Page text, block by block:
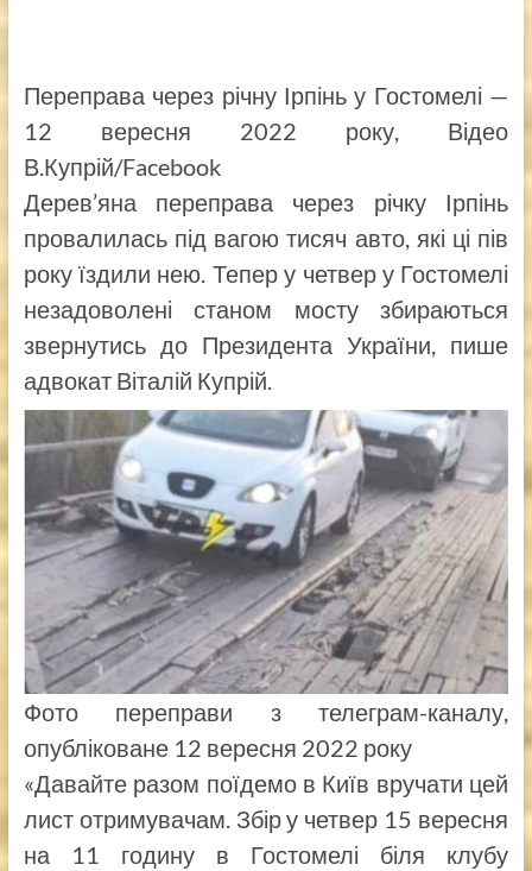
Переправа через річну Ірпінь у Гостомелі —
12 вересня 2022 року, Відео
В.Купрій/Facebook
Дерев’яна переправа через річку Ірпінь
провалилась під вагою тисяч авто, які ці пів
року їздили нею. Тепер у четвер у Гостомелі
незадоволені станом мосту збираються
звернутись до Президента України, пише
адвокат Віталій Купрій.
Фото переправи з телеграм-каналу,
опубліковане 12 вересня 2022 року
«Давайте разом поїдемо в Київ вручати цей
лист отримувачам. Збір у четвер 15 вересня
на 11 годину в Гостомелі біля клубу